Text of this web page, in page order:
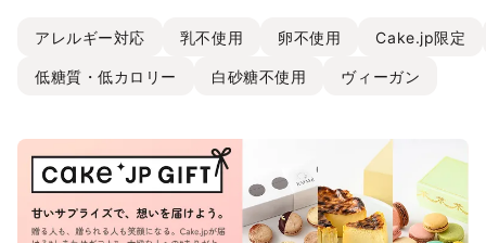
アレルギー対応 乳不使用 卵不使用 Cake.jp限定
低糖質・低カロリー 白砂糖不使用 ヴィーガン